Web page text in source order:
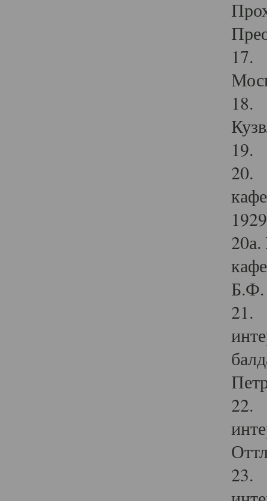
17.
18.
19.
20.
Б.Ф.
21.
22.
23.